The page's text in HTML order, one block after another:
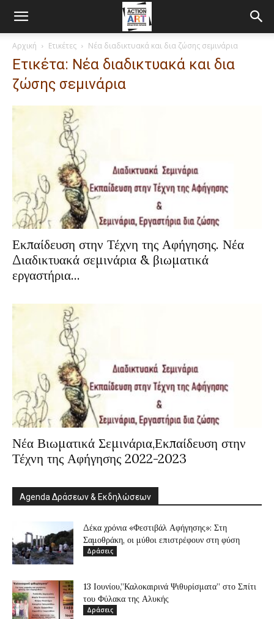
Αρχική Ετικέτες Νέα διαδικτυακά και δια ζώσης σεμινάρια
Ετικέτα: Νέα διαδικτυακά και δια
ζώσης σεμινάρια
Εκπαίδευση στην Τέχνη της Αφήγησης. Νέα
Διαδικτυακά σεμινάρια & βιωματικά
εργαστήρια...
Νέα Βιωματικά Σεμινάρια,Εκπαίδευση στην
Τέχνη της Αφήγησης 2022-2023
Agenda Δράσεων & Εκδηλώσεων
Δέκα χρόνια «Φεστιβάλ Αφήγησης»: Στη
Σαμοθράκη, οι μύθοι επιστρέφουν στη φύση
Δράσεις
13 Ιουνίου,”Καλοκαιρινά Ψιθυρίσματα” στο Σπίτι
του Φύλακα της Αλυκής
Δράσεις